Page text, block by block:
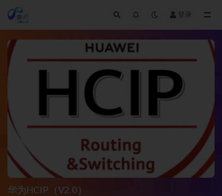
登录
华为HCIP（V2.0）